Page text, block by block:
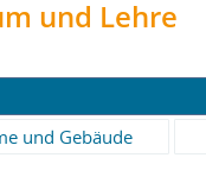
und Lehre
und Gebäude